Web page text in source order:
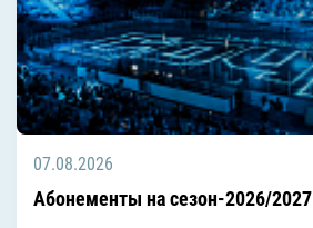
07.08.2026
Абонементы на сезон-2026/2027